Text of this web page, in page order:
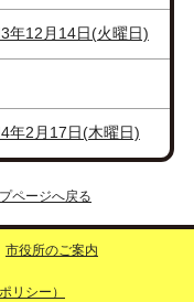
年12月14日(火曜日)
年2月17日(木曜日)
ページへ戻る
市役所のご案内
リシー）